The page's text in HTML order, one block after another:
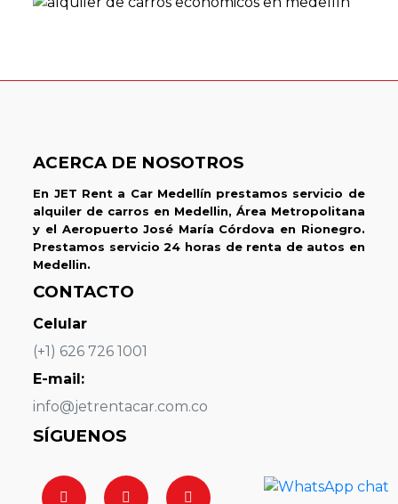
ACERCA DE NOSOTROS
En JET Rent a Car Medellín prestamos servicio de
alquiler de carros en Medellin, Área Metropolitana
y el Aeropuerto José María Córdova en Rionegro.
Prestamos servicio 24 horas de renta de autos en
Medellin.
CONTACTO
Celular
(+1) 626 726 1001
E-mail:
info@jetrentacar.com.co
SÍGUENOS